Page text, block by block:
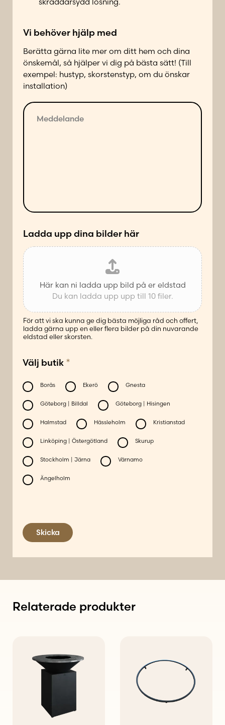
t
d
p
å
f
ö
l
t
*
Vi behöver hjälp med
Berätta gärna lite mer om ditt hem och dina
önskemål, så hjälper vi dig på bästa sätt! (Till
exempel: hustyp, skorstenstyp, om du önskar
installation)
M
d
e
Ladda upp dina bilder här
Här kan ni ladda upp bild på er eldstad
Du kan ladda upp upp till 10 filer.
För att vi ska kunna ge dig bästa möjliga råd och offert,
ladda gärna upp en eller flera bilder på din nuvarande
eldstad eller skorsten.
a
n
*
*
Välj butik *
Borås Ekerö Gnesta
Göteborg | Billdal Göteborg | Hisingen
Halmstad Hässleholm Kristianstad
Linköping | Östergötland Skurup
Stockholm | Järna Värnamo
Ängelholm
Skicka
Relaterade produkter